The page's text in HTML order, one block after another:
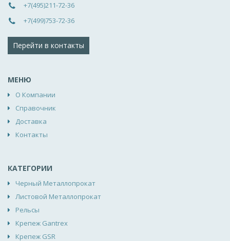
+7(495)211-72-36
+7(499)753-72-36
Перейти в контакты
МЕНЮ
О Компании
Справочник
Доставка
Контакты
КАТЕГОРИИ
Черный Металлопрокат
Листовой Металлопрокат
Рельсы
Крепеж Gantrex
Крепеж GSR